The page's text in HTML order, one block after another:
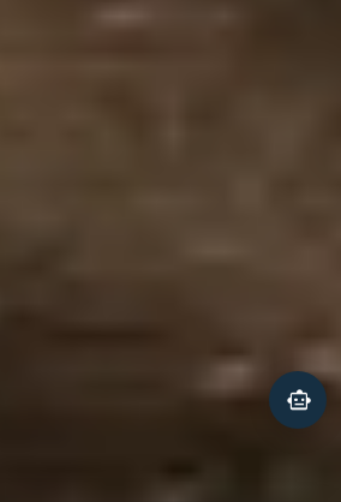
smart_toy